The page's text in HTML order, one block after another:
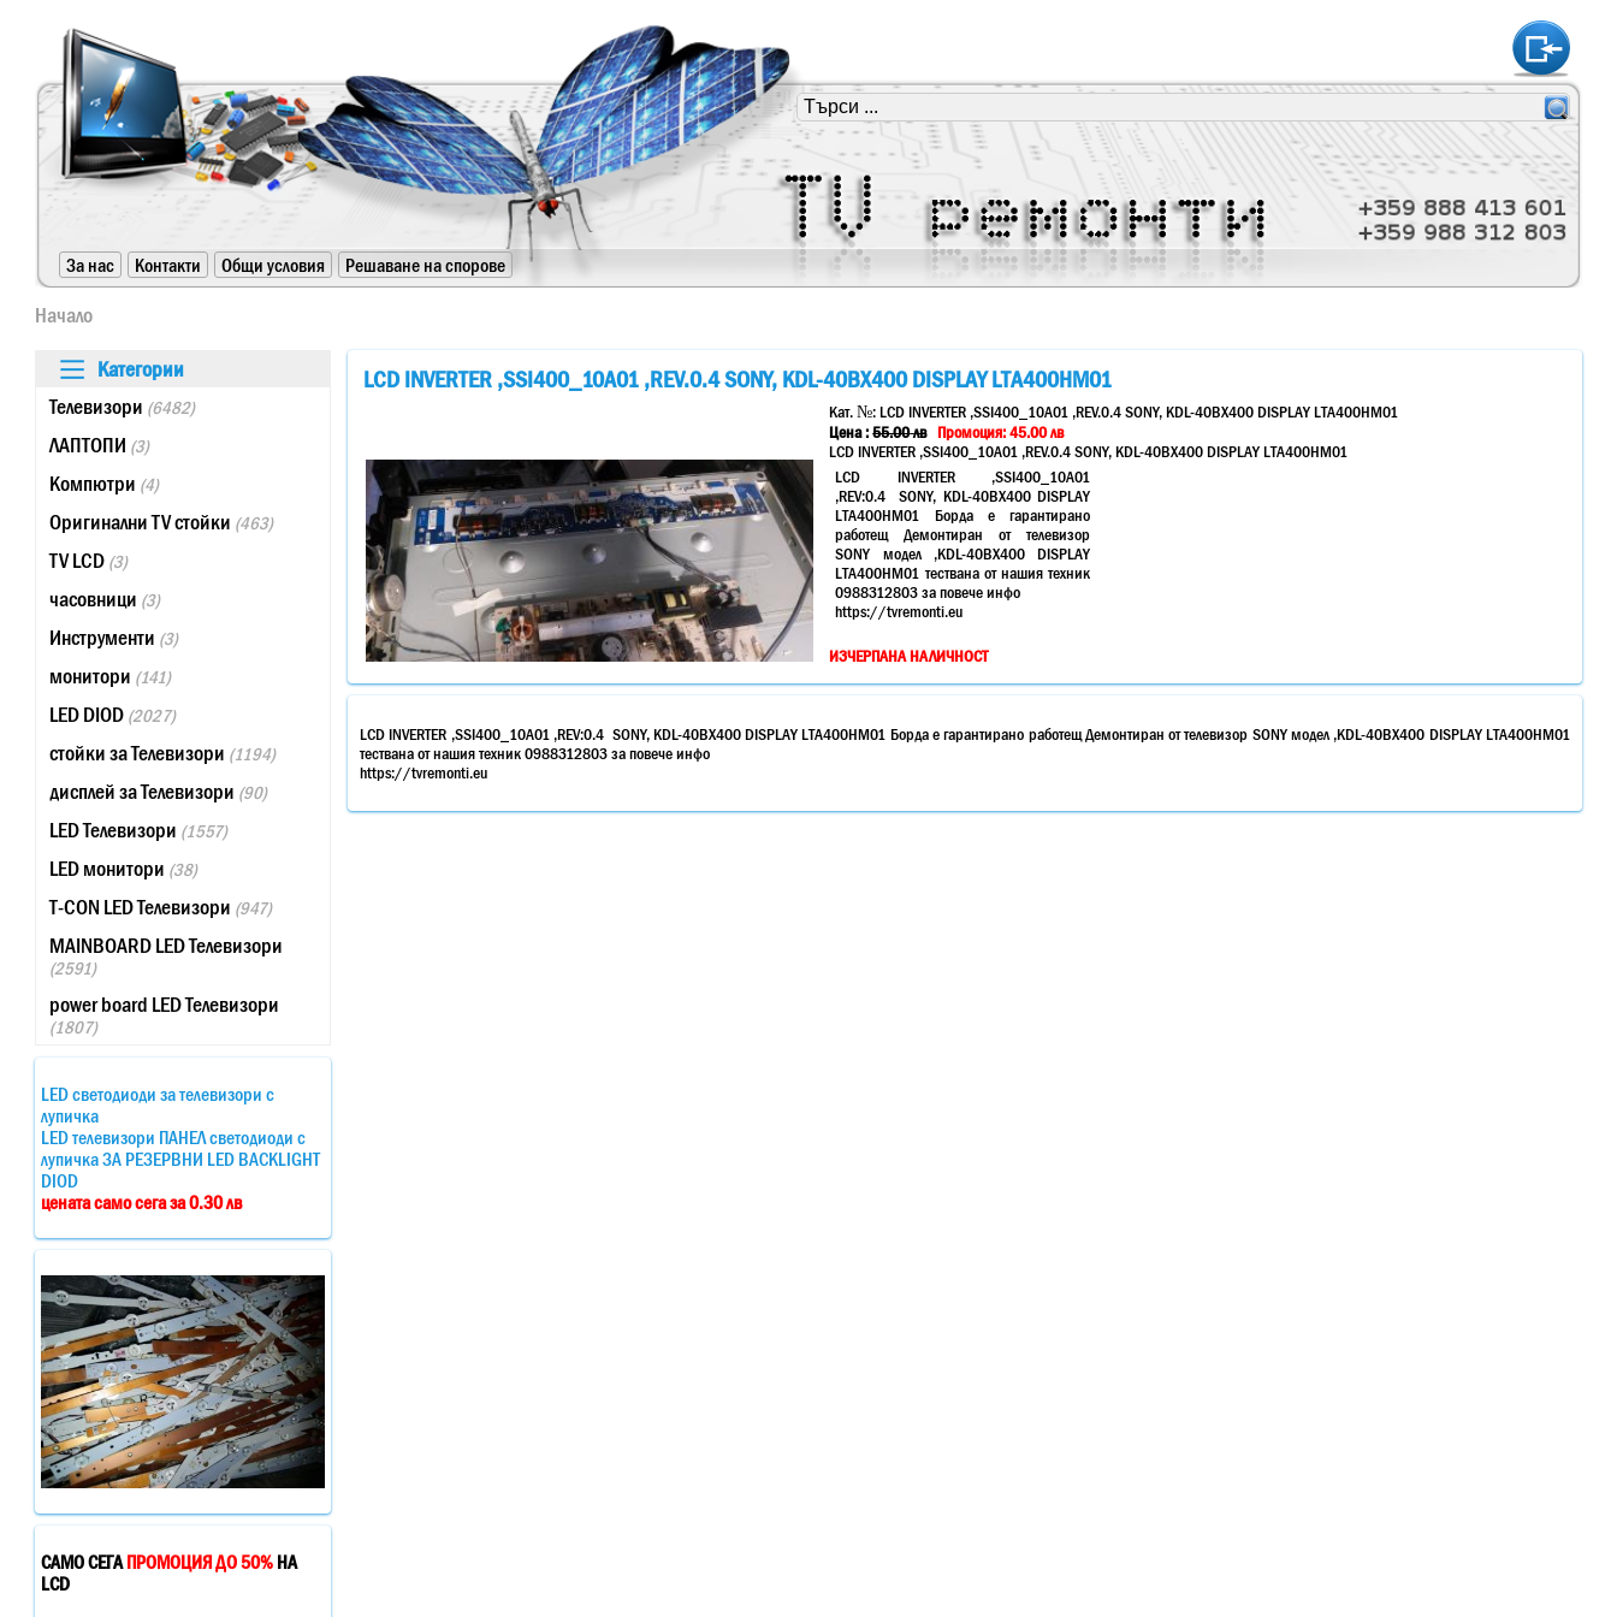
За нас Контакти Общи условия
Решаване на спорове
https://www.high-endrolex.com/24
Начало
Категории
Телевизори (6482)
ЛАПТОПИ (3)
Компютри (4)
Оригинални TV стойки (463)
TV LCD (3)
часовници (3)
Инструменти (3)
монитори (141)
LED DIOD (2027)
стойки за Телевизори (1194)
дисплей за Телевизори (90)
LED Телевизори (1557)
LED монитори (38)
T-CON LED Телевизори (947)
MAINBOARD LED Телевизори
(2591)
power board LED Телевизори
(1807)
LED светодиоди за телевизори с
лупичка
LED телевизори ПАНЕЛ светодиоди с
лупичка ЗА РЕЗЕРВНИ LED BACKLIGHT
DIOD
цената само сега за 0.30 лв
САМО СЕГАПРОМОЦИЯ ДО 50% НА
LCD
LCD INVERTER ,SSI400_10A01 ,REV.0.4 SONY, KDL-40BX400 DISPLAY LTA400HM01
Кат. №:LCD INVERTER ,SSI400_10A01 ,REV.0.4 SONY, KDL-40BX400 DISPLAY LTA400HM01
Цена :55.00лв Промоция: 45.00 лв
LCD INVERTER ,SSI400_10A01 ,REV.0.4 SONY, KDL-40BX400 DISPLAY LTA400HM01
LCD INVERTER ,SSI400_10A01
,REV:0.4 SONY, KDL-40BX400 DISPLAY
LTA400HM01 Борда е гарантирано
работещ Демонтиран от телевизор
SONY модел ,KDL-40BX400 DISPLAY
LTA400HM01 тествана от нашия техник
0988312803 за повече инфо
https://tvremonti.eu
ИЗЧЕРПАНА НАЛИЧНОСТ
LCD INVERTER ,SSI400_10A01 ,REV:0.4 SONY, KDL-40BX400 DISPLAY LTA400HM01 Борда е гарантирано работещ Демонтиран от телевизор SONY модел ,KDL-40BX400 DISPLAY LTA400HM01
тествана от нашия техник 0988312803 за повече инфо
https://tvremonti.eu